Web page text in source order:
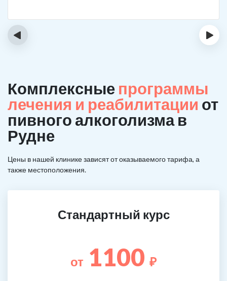
‹ ›
Комплексные программы
лечения и реабилитации от
пивного алкоголизма в
Рудне
Цены в нашей клинике зависят от оказываемого тарифа, а
также местоположения.
Стандартный курс
от 1100 ₽